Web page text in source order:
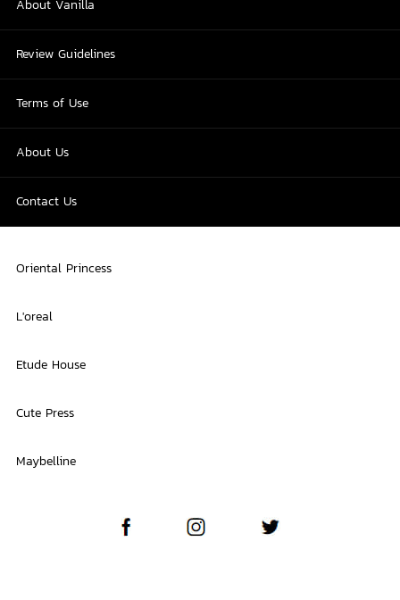
About Vanilla
Review Guidelines
Terms of Use
About Us
Contact Us
Oriental Princess
L'oreal
Etude House
Cute Press
Maybelline